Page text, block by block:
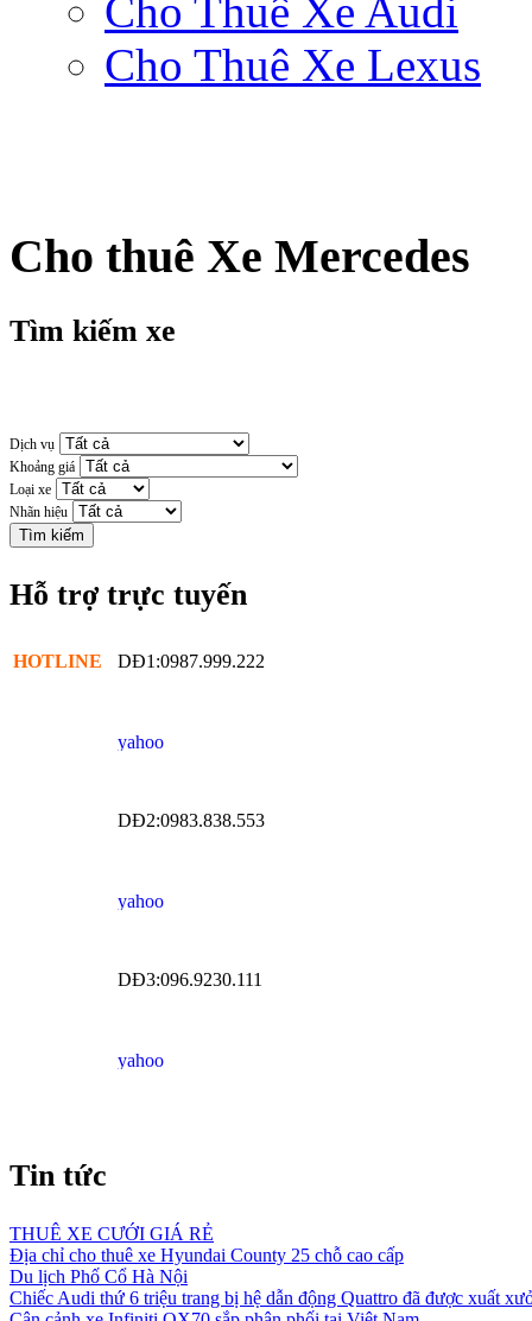
Cho Thuê Xe Audi
Cho Thuê Xe Lexus
Cho thuê Xe Mercedes
Tìm kiếm xe
Dịch vụ
Khoảng giá
Loại xe
Nhãn hiệu
Hỗ trợ trực tuyến
HOTLINE DĐ1:0987.999.222
DĐ2:0983.838.553
DĐ3:096.9230.111
Tin tức
THUÊ XE CƯỚI GIÁ RẺ
Địa chỉ cho thuê xe Hyundai County 25 chỗ cao cấp
Du lịch Phố Cổ Hà Nội
Chiếc Audi thứ 6 triệu trang bị hệ dẫn động Quattro đã được xuất